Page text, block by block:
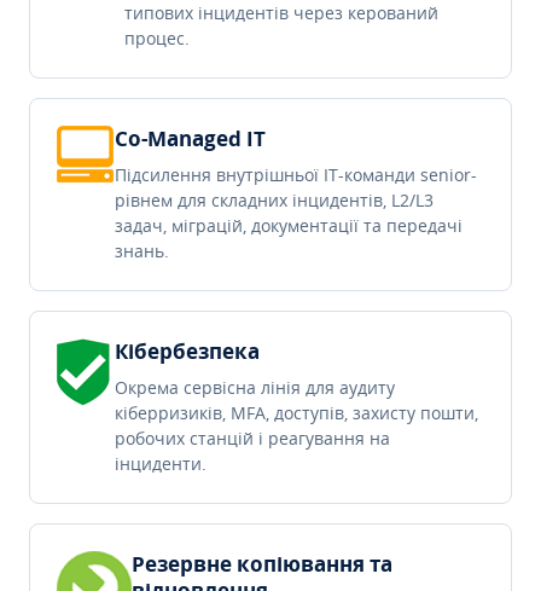
типових інцидентів через керований
процес.
Co-Managed IT
Підсилення внутрішньої IT-команди senior-
рівнем для складних інцидентів, L2/L3
задач, міграцій, документації та передачі
знань.
Кібербезпека
Окрема сервісна лінія для аудиту
кіберризиків, MFA, доступів, захисту пошти,
робочих станцій і реагування на
інциденти.
Резервне копіювання та